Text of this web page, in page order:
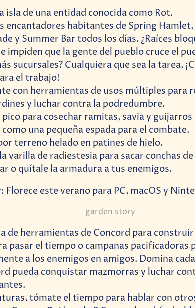
isla de una entidad conocida como Rot.
encantadores habitantes de Spring
y Summer Bar todos los días. ¿Raíces
impiden que la gente del pueblo cruce el
sucursales? Cualquiera que sea la tarea,
el trabajo!
con herramientas de usos múltiples para
y luchar contra la podredumbre.
pico para cosechar ramitas, savia y
una pequeña espada para el combate.
terreno helado en patines de hielo.
varilla de radiestesia para sacar conchas
o quítale la armadura a tus enemigos.
garden story
de herramientas de Concord para
pasar el tiempo o campanas pacificadoras
a los enemigos en amigos. Domina
pueda conquistar mazmorras y luchar
tómate el tiempo para hablar con